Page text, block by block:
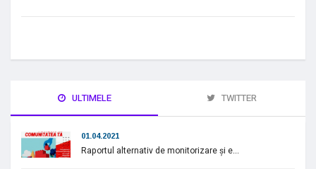
ULTIMELE TWITTER
01.04.2021
Raportul alternativ de monitorizare și e...